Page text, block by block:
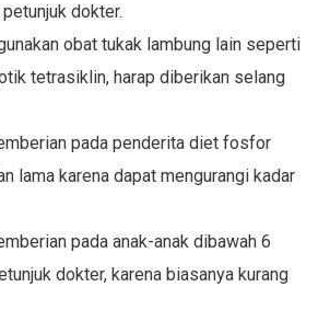
dokter.
obat tukak lambung lain seperti
tetrasiklin, harap diberikan selang
pada penderita diet fosfor
lama karena dapat mengurangi kadar
pada anak-anak dibawah 6
dokter, karena biasanya kurang